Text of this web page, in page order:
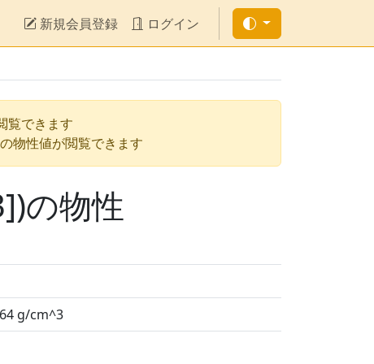
新規会員登録 ログイン
覧できます
物性値が閲覧できます
の物性
g/cm^3